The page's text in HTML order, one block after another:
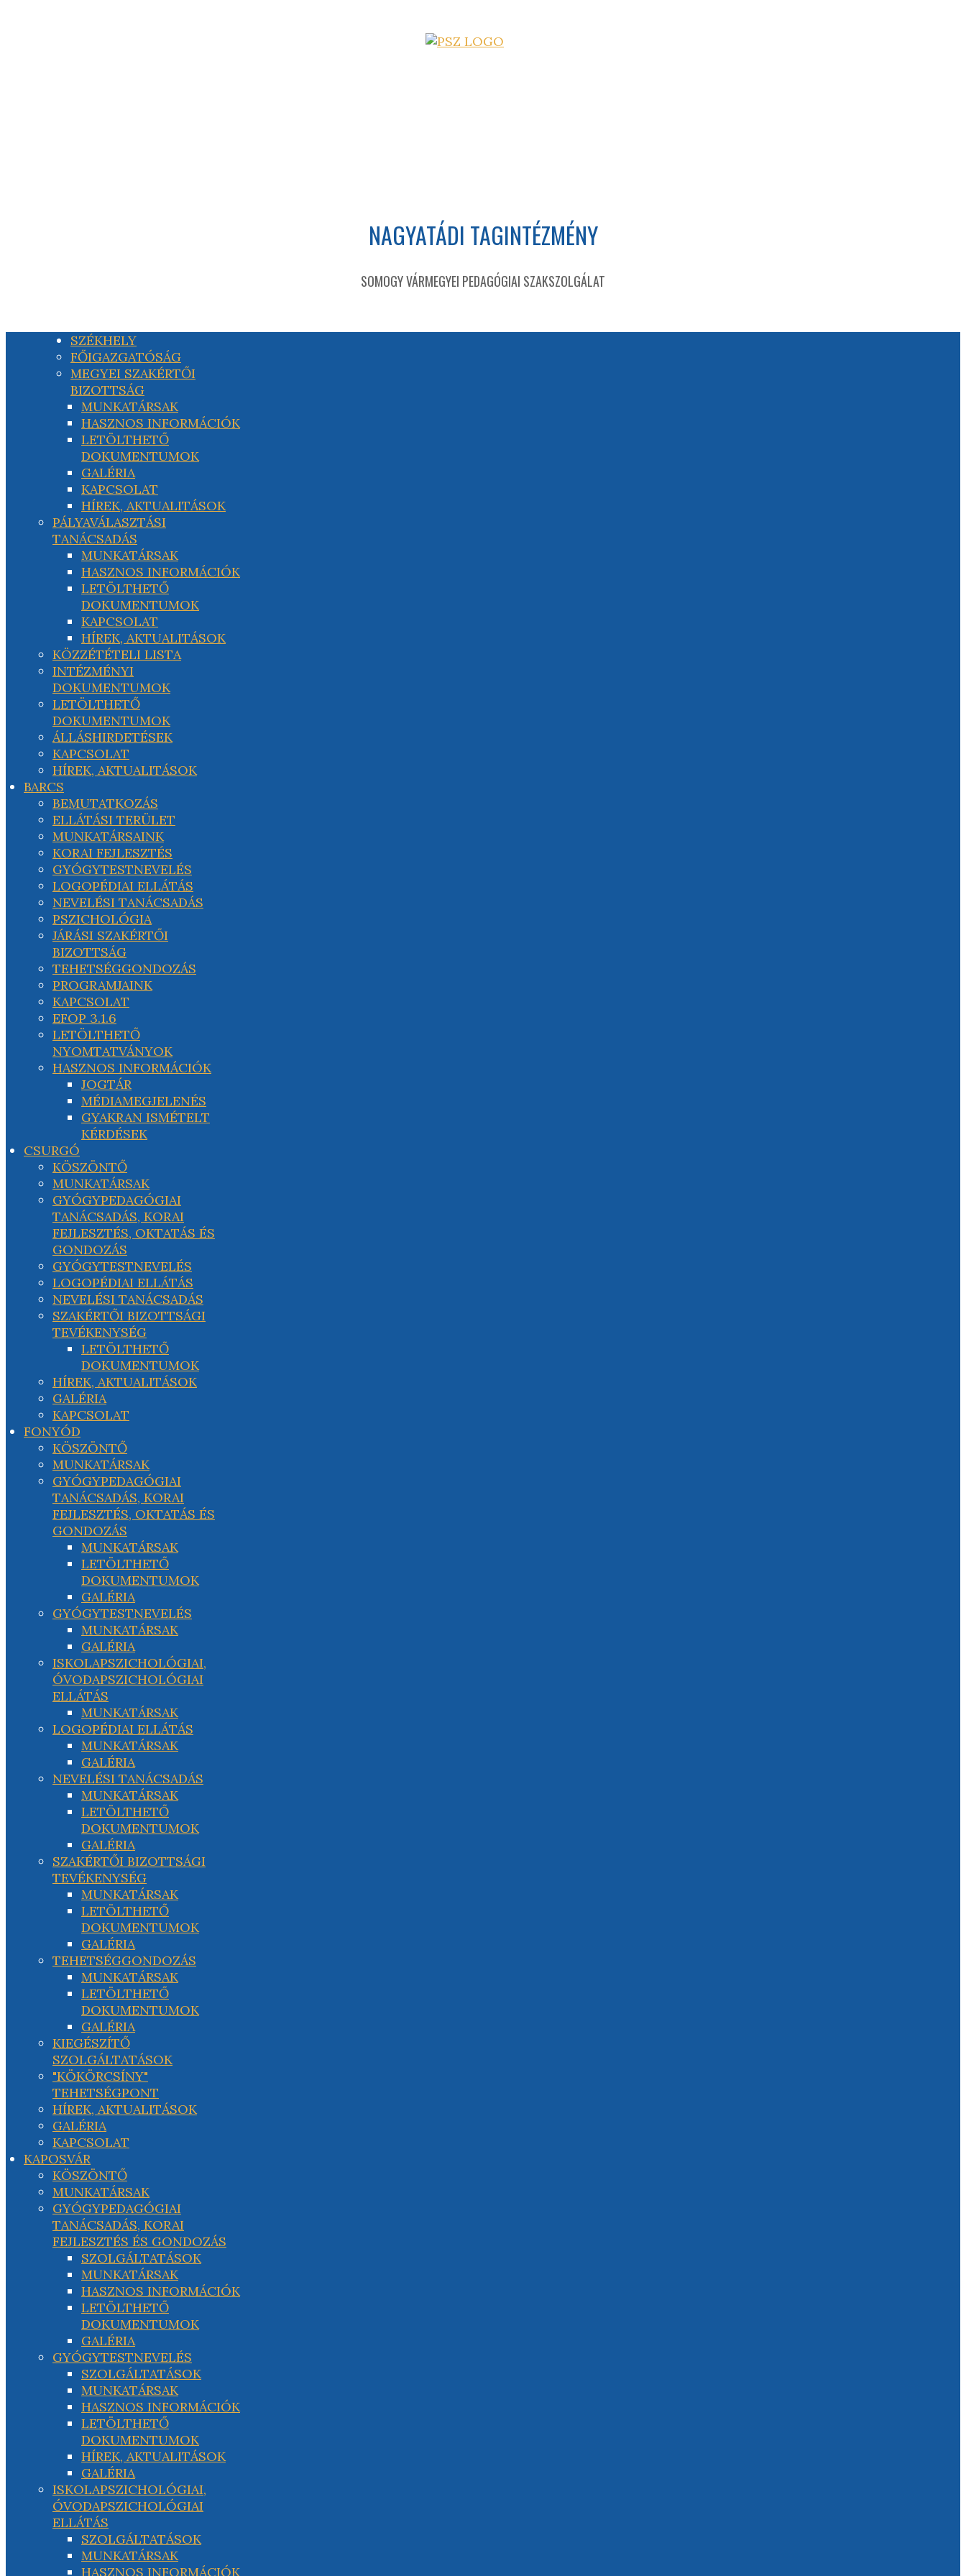
NAGYATÁDI TAGINTÉZMÉNY
SOMOGY VÁRMEGYEI PEDAGÓGIAI SZAKSZOLGÁLAT
SZÉKHELY
FŐIGAZGATÓSÁG
MEGYEI SZAKÉRTŐI
BIZOTTSÁG
MUNKATÁRSAK
HASZNOS INFORMÁCIÓK
LETÖLTHETŐ
DOKUMENTUMOK
GALÉRIA
KAPCSOLAT
HÍREK, AKTUALITÁSOK
PÁLYAVÁLASZTÁSI
TANÁCSADÁS
MUNKATÁRSAK
HASZNOS INFORMÁCIÓK
LETÖLTHETŐ
DOKUMENTUMOK
KAPCSOLAT
HÍREK, AKTUALITÁSOK
KÖZZÉTÉTELI LISTA
INTÉZMÉNYI
DOKUMENTUMOK
LETÖLTHETŐ
DOKUMENTUMOK
ÁLLÁSHIRDETÉSEK
KAPCSOLAT
HÍREK, AKTUALITÁSOK
BARCS
BEMUTATKOZÁS
ELLÁTÁSI TERÜLET
MUNKATÁRSAINK
KORAI FEJLESZTÉS
GYÓGYTESTNEVELÉS
LOGOPÉDIAI ELLÁTÁS
NEVELÉSI TANÁCSADÁS
PSZICHOLÓGIA
JÁRÁSI SZAKÉRTŐI
BIZOTTSÁG
TEHETSÉGGONDOZÁS
PROGRAMJAINK
KAPCSOLAT
EFOP 3.1.6
LETÖLTHETŐ
NYOMTATVÁNYOK
HASZNOS INFORMÁCIÓK
JOGTÁR
MÉDIAMEGJELENÉS
GYAKRAN ISMÉTELT
KÉRDÉSEK
CSURGÓ
KÖSZÖNTŐ
MUNKATÁRSAK
GYÓGYPEDAGÓGIAI
TANÁCSADÁS, KORAI
FEJLESZTÉS, OKTATÁS ÉS
GONDOZÁS
GYÓGYTESTNEVELÉS
LOGOPÉDIAI ELLÁTÁS
NEVELÉSI TANÁCSADÁS
SZAKÉRTŐI BIZOTTSÁGI
TEVÉKENYSÉG
LETÖLTHETŐ
DOKUMENTUMOK
HÍREK, AKTUALITÁSOK
GALÉRIA
KAPCSOLAT
FONYÓD
KÖSZÖNTŐ
MUNKATÁRSAK
GYÓGYPEDAGÓGIAI
TANÁCSADÁS, KORAI
FEJLESZTÉS, OKTATÁS ÉS
GONDOZÁS
MUNKATÁRSAK
LETÖLTHETŐ
DOKUMENTUMOK
GALÉRIA
GYÓGYTESTNEVELÉS
MUNKATÁRSAK
GALÉRIA
ISKOLAPSZICHOLÓGIAI,
ÓVODAPSZICHOLÓGIAI
ELLÁTÁS
MUNKATÁRSAK
LOGOPÉDIAI ELLÁTÁS
MUNKATÁRSAK
GALÉRIA
NEVELÉSI TANÁCSADÁS
MUNKATÁRSAK
LETÖLTHETŐ
DOKUMENTUMOK
GALÉRIA
SZAKÉRTŐI BIZOTTSÁGI
TEVÉKENYSÉG
MUNKATÁRSAK
LETÖLTHETŐ
DOKUMENTUMOK
GALÉRIA
TEHETSÉGGONDOZÁS
MUNKATÁRSAK
LETÖLTHETŐ
DOKUMENTUMOK
GALÉRIA
KIEGÉSZÍTŐ
SZOLGÁLTATÁSOK
"KÖKÖRCSÍNY"
TEHETSÉGPONT
HÍREK, AKTUALITÁSOK
GALÉRIA
KAPCSOLAT
KAPOSVÁR
KÖSZÖNTŐ
MUNKATÁRSAK
GYÓGYPEDAGÓGIAI
TANÁCSADÁS, KORAI
FEJLESZTÉS ÉS GONDOZÁS
SZOLGÁLTATÁSOK
MUNKATÁRSAK
HASZNOS INFORMÁCIÓK
LETÖLTHETŐ
DOKUMENTUMOK
GALÉRIA
GYÓGYTESTNEVELÉS
SZOLGÁLTATÁSOK
MUNKATÁRSAK
HASZNOS INFORMÁCIÓK
LETÖLTHETŐ
DOKUMENTUMOK
HÍREK, AKTUALITÁSOK
GALÉRIA
ISKOLAPSZICHOLÓGIAI,
ÓVODAPSZICHOLÓGIAI
ELLÁTÁS
SZOLGÁLTATÁSOK
MUNKATÁRSAK
HASZNOS INFORMÁCIÓK